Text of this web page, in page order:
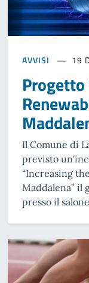
AVVISI 19
Il Comune di
previsto
“Increasing
Maddalena” il
presso il